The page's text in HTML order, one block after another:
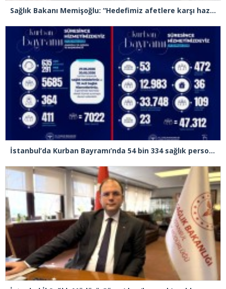
Sağlık Bakanı Memişoğlu: “Hedefimiz afetlere karşı hazırlıklı, dirençli ve sürdürülebilir bir sağlık sistemi inşa etmek”
İstanbul’da Kurban Bayramı’nda 54 bin 334 sağlık personeli görev yapacak